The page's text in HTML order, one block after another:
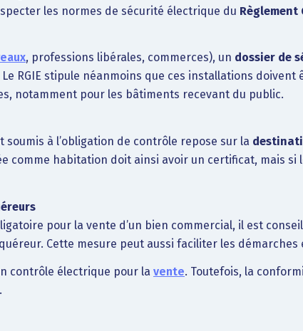
les normes de sécurité électrique du
, professions libérales, commerces), un dossier de
RGIE stipule néanmoins que ces installations
notamment pour les bâtiments recevant du public.
à l’obligation de contrôle repose sur la
comme habitation doit ainsi avoir un certificat, mais
pour la vente d’un bien commercial, il est
Cette mesure peut aussi faciliter les
contrôle électrique pour la vente. Toutefois, la